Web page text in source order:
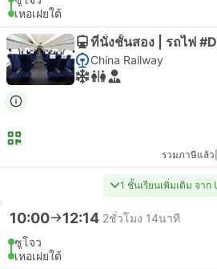
เหอเฝยใต้
ที่นั่งชั้นสอง | รถไฟ
China Railway
รวมภาษีแล้ว
1 ชั้นเรียนเพิ่มเติม จาก
10:00 12:14 2ชั่วโมง 14นาที
ซูโจว
เหอเฝยใต้